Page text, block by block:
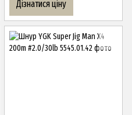
Дізнатися ціну